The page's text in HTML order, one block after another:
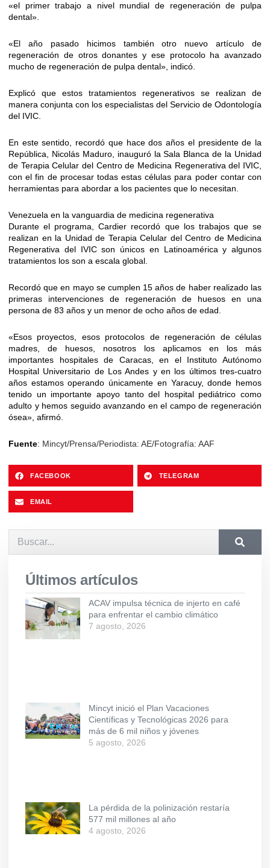
«el primer trabajo a nivel mundial de regeneración de pulpa
dental».
«El año pasado hicimos también otro nuevo artículo de
regeneración de otros donantes y ese protocolo ha avanzado
mucho de regeneración de pulpa dental», indicó.
Explicó que estos tratamientos regenerativos se realizan de
manera conjunta con los especialistas del Servicio de Odontología
del IVIC.
En este sentido, recordó que hace dos años el presidente de la
República, Nicolás Maduro, inauguró la Sala Blanca de la Unidad
de Terapia Celular del Centro de Medicina Regenerativa del IVIC,
con el fin de procesar todas estas células para poder contar con
herramientas para abordar a los pacientes que lo necesitan.
Venezuela en la vanguardia de medicina regenerativa
Durante el programa, Cardier recordó que los trabajos que se
realizan en la Unidad de Terapia Celular del Centro de Medicina
Regenerativa del IVIC son únicos en Latinoamérica y algunos
tratamientos los son a escala global.
Recordó que en mayo se cumplen 15 años de haber realizado las
primeras intervenciones de regeneración de huesos en una
persona de 83 años y un menor de ocho años de edad.
«Esos proyectos, esos protocolos de regeneración de células
madres, de huesos, nosotros los aplicamos en los más
importantes hospitales de Caracas, en el Instituto Autónomo
Hospital Universitario de Los Andes y en los últimos tres-cuatro
años estamos operando únicamente en Yaracuy, donde hemos
tenido un importante apoyo tanto del hospital pediátrico como
adulto y hemos seguido avanzando en el campo de regeneración
ósea», afirmó.
Fuente: Mincyt/Prensa/Periodista: AE/Fotografía: AAF
FACEBOOK TELEGRAM
EMAIL
Últimos artículos
ACAV impulsa técnica de injerto en café
para enfrentar el cambio climático
7 agosto, 2026
Mincyt inició el Plan Vacaciones
Científicas y Tecnológicas 2026 para
más de 6 mil niños y jóvenes
5 agosto, 2026
La pérdida de la polinización restaría
577 mil millones al año
4 agosto, 2026